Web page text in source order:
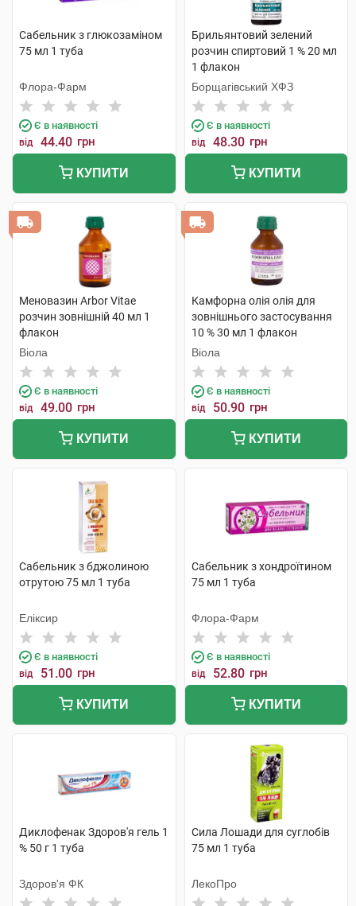
Сабельник з глюкозамiном
75 мл 1 туба
Флора-Фарм
Є в наявності
від 44.40 грн
КУПИТИ
Брильянтовий зелений
розчин спиртовий 1 % 20 мл
1 флакон
Борщагівський ХФЗ
Є в наявності
від 48.30 грн
КУПИТИ
Меновазин Arbor Vitae
розчин зовнішній 40 мл 1
флакон
Віола
Є в наявності
від 49.00 грн
КУПИТИ
Камфорна олія олія для
зовнішнього застосування
10 % 30 мл 1 флакон
Віола
Є в наявності
від 50.90 грн
КУПИТИ
Сабельник з бджолиною
отрутою 75 мл 1 туба
Еліксир
Є в наявності
від 51.00 грн
КУПИТИ
Сабельник з хондроїтином
75 мл 1 туба
Флора-Фарм
Є в наявності
від 52.80 грн
КУПИТИ
Диклофенак Здоров'я гель 1
% 50 г 1 туба
Здоров'я ФК
Сила Лошади для суглобів
75 мл 1 туба
ЛекоПро